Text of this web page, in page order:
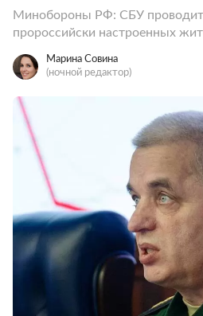
Минобороны РФ: СБУ
пророссийски настроенных
Марина Совина
(ночной редактор)